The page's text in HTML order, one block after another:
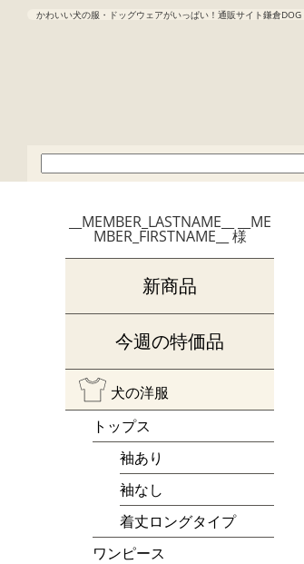
かわいい犬の服・ドッグウェアがいっぱい！通販サイト鎌倉DOG
__MEMBER_LASTNAME__ __ME
MBER_FIRSTNAME__ 様
新商品
今週の特価品
犬の洋服
トップス
袖あり
袖なし
着丈ロングタイプ
ワンピース